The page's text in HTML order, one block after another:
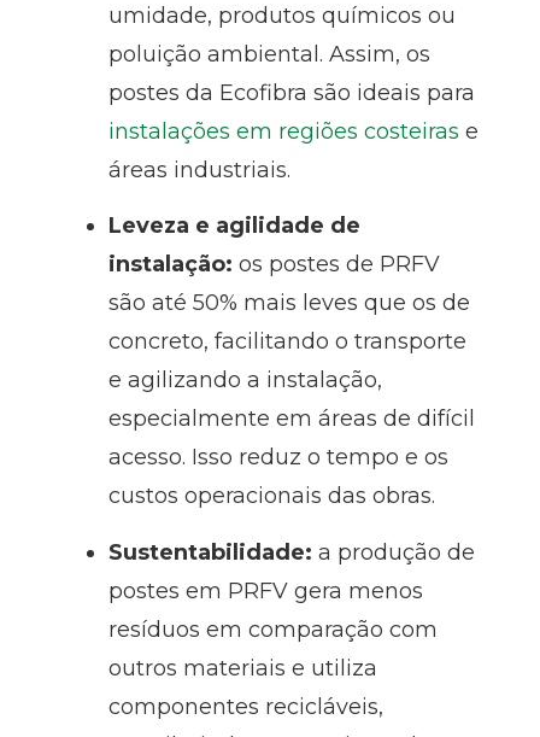
umidade, produtos químicos ou
poluição ambiental. Assim, os
postes da Ecofibra são ideais para
instalações em regiões costeiras e
áreas industriais.
Leveza e agilidade de
instalação: os postes de PRFV
são até 50% mais leves que os de
concreto, facilitando o transporte
e agilizando a instalação,
especialmente em áreas de difícil
acesso. Isso reduz o tempo e os
custos operacionais das obras.
Sustentabilidade: a produção de
postes em PRFV gera menos
resíduos em comparação com
outros materiais e utiliza
componentes recicláveis,